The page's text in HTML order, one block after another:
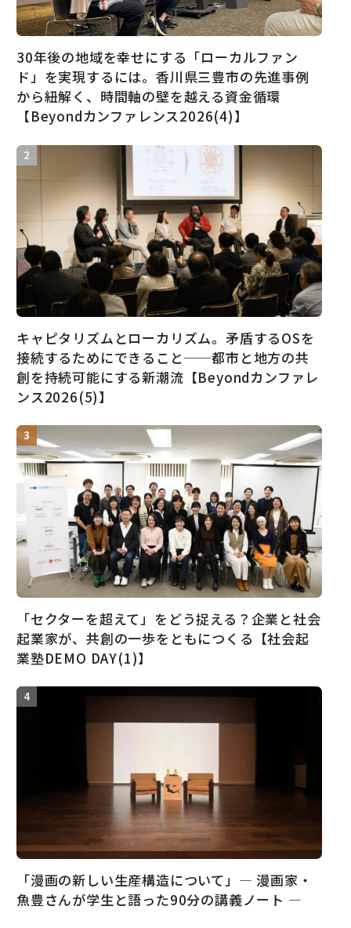
30年後の地域を幸せにする「ローカルファン
ド」を実現するには。香川県三豊市の先進事例
から紐解く、時間軸の壁を越える資金循環
【Beyondカンファレンス2026(4)】
キャピタリズムとローカリズム。矛盾するOSを
接続するためにできること──都市と地方の共
創を持続可能にする新潮流【Beyondカンファレ
ンス2026(5)】
「セクターを超えて」をどう捉える？企業と社会
起業家が、共創の一歩をともにつくる【社会起
業塾DEMO DAY(1)】
「漫画の新しい生産構造について」― 漫画家・
魚豊さんが学生と語った90分の講義ノート ―